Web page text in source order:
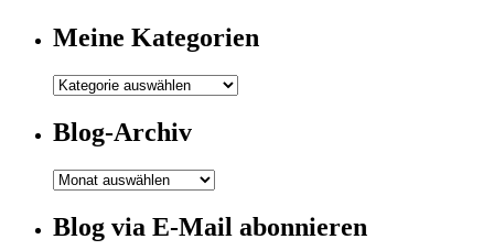
Meine Kategorien
Meine
Blog-Archiv
Blog-
Blog via E-Mail abonnieren